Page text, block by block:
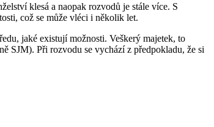
klesá a naopak rozvodů je stále více. S
což se může vléci i několik let.
jaké existují možnosti. Veškerý majetek, to
SJM). Při rozvodu se vychází z předpokladu, že si